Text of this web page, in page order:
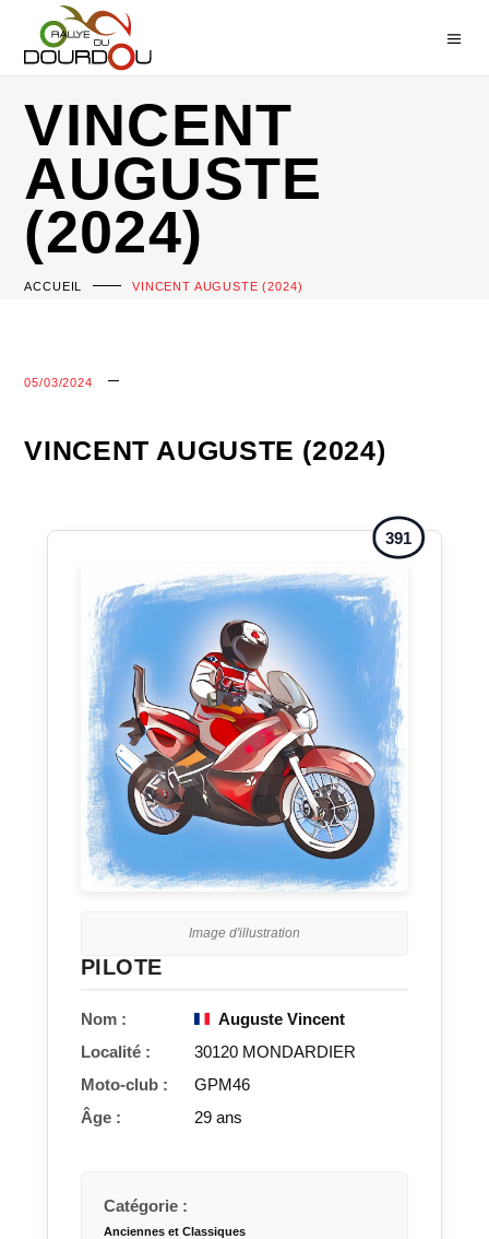
VINCENT
AUGUSTE
(2024)
ACCUEIL VINCENT AUGUSTE (2024)
05/03/2024
VINCENT AUGUSTE (2024)
391
Image d'illustration
PILOTE
Nom :
Auguste Vincent
Localité :
30120 MONDARDIER
Moto-club :
GPM46
Âge :
29 ans
Catégorie :
Anciennes et Classiques